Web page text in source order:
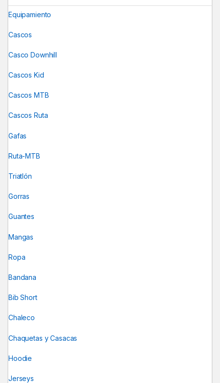
Equipamiento
Cascos
Casco Downhill
Cascos Kid
Cascos MTB
Cascos Ruta
Gafas
Ruta-MTB
Triatlón
Gorras
Guantes
Mangas
Ropa
Bandana
Bib Short
Chaleco
Chaquetas y Casacas
Hoodie
Jerseys